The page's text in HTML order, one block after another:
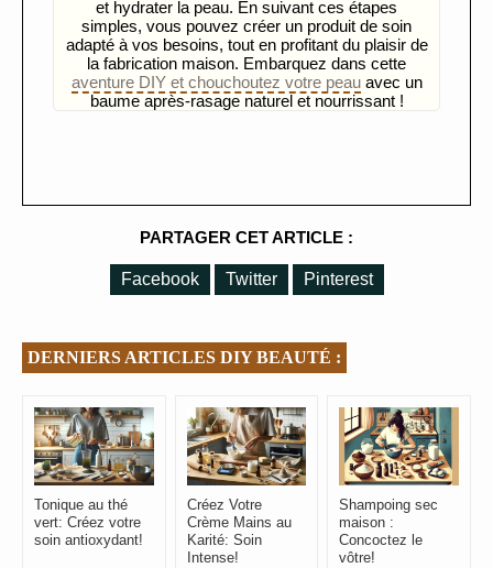
et hydrater la peau. En suivant ces étapes
simples, vous pouvez créer un produit de soin
adapté à vos besoins, tout en profitant du plaisir de
la fabrication maison. Embarquez dans cette
aventure DIY et chouchoutez votre peauavec un
baume après-rasage naturel et nourrissant !
PARTAGER CET ARTICLE :
Facebook Twitter Pinterest
DERNIERS ARTICLES DIY BEAUTÉ :
Tonique au thé
vert: Créez votre
soin antioxydant!
Créez Votre
Crème Mains au
Karité: Soin
Intense!
Shampoing sec
maison :
Concoctez le
vôtre!